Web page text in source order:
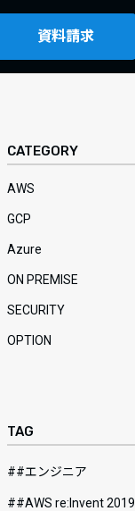
資料請求
CATEGORY
AWS
GCP
Azure
ON PREMISE
SECURITY
OPTION
TAG
#エンジニア
#AWS re:Invent 2019